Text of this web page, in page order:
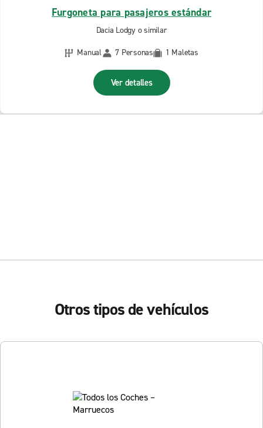
Furgoneta para pasajeros estándar
Dacia Lodgy o similar
Manual
7 Personas 1 Maletas
Ver detalles
Otros tipos de vehículos